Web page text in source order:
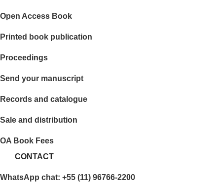
Open Access Book
Printed book publication
Proceedings
Send your manuscript
Records and catalogue
Sale and distribution
OA Book Fees
CONTACT
WhatsApp chat: +55 (11) 96766-2200